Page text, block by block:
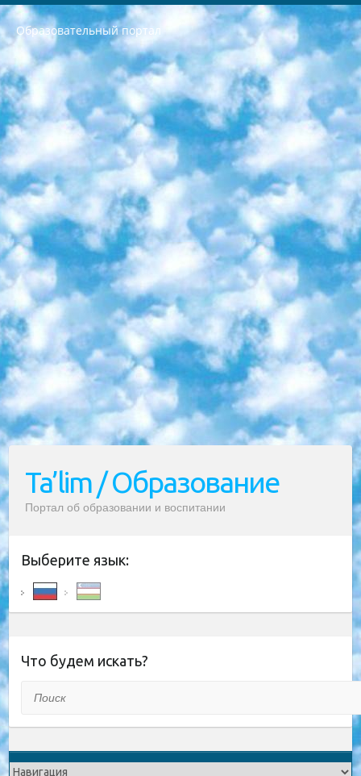
Образовательный портал
РЕСПУБЛИКА УЗБЕКИСТАН МИНИСТРЕРСТВО ДОШКОЛЬНОГО И ШКОЛЬНОГО ОБРАЗОВАНИЯ КОМАНДА в общеобразовательных учреждениях в 2023-2024 учебном году организация и проведение итоговой государственной аттестации обучающихся о Министра дошкольного и школьного образования Республики Узбекистан от 4 марта 2008 года (постановлением Минюста от 20 марта 2008 года № 1778 государственной регистрации) «Итоговое состояние учащихся общего среднего образования на основании положения об утверждении положения об аттестации общего среднего образования выпускной экзамен студентов в образовательных учреждениях в 2023-2024 учебном году В целях организации и прохождения аттестации приказываю: 1. Следующее: перечень предметов, по которым будет проводиться итоговая государственная аттестация и экзамен формы перевода согласно приложению 1; сертификаты международного образца, оценивающие уровень владения иностранными языками перечень согласно приложению 2; 2. Педагогический при специализированных образовательных учреждениях. научно-практический центр квалификации и международной оценки (Д.Давидова) 2024 г. До 25 марта: задания по предметам, по которым будет проводиться итоговая аттестация разработка и утверждение технических условий; итоговая аттестация на основании разработанного предметного задания разработка вопросов по предметам (устно и письменно), экзамен передача; общеобразовательные средние школы и специальные учебные заведения учащиеся выпускных классов школ и интернатов в агентской системе подготовка базы данных экзаменационных материалов и критериев оценки; перевод базы экзаменационных материалов на все языки обучения подать в Республиканский образовательный центр для изготовления; варианты экзаменов на основе разработанных контрольных материалов пусть будут поставлены задачи формирования. 3. Республиканский образовательный центр (Ш.Худайкулов) до 5 апреля 2024 года. до: база данных предоставленных экзаменационных материалов на все языки обучения перевод и экспертиза; для слепых, слабовидящих, глухих, слабослышащих и умственно отсталых детей учащиеся выпускных классов специализированных школ и школ-интернатов база данных экзаменационных материалов на всех преподаваемых языках подготовка критериев оценки; специализированные школы для умственно отсталых детей и технологии для учащихся выпускных классов школ-интернатов разработка соответствующих рекомендаций и критериев проведения ЕГЭ по естествознанию давать задания. 4. Педагогический при специализированных образовательных учреждениях. Научно-практический центр навыков и международной оценки (Д.Давидова), Республика образовательный центр (Худайкулов Ш.) итоговый государственный аттестационный экзамен ориентирован на творческое и логическое мышление при подготовке базы материалов учитывать введение заданий. 5. Следует отметить, что: сертификат государственного образца о знании общеобразовательного предмета и как минимум национальный уровень B1 по предметам на иностранных языках, указанным в Приложении 2. или международно признанный сертификат эквивалентного уровня студенты, изучающие определенный предмет, освобождаются от экзамена; по соответствующим предметам запланирована итоговая государственная аттестация за день до дня, путем жеребьевки Рабочей группой (в письменной форме по предметам, проводимым в форме) из числа сформированных вариантов выбрано 2 варианта; 2 выбранных варианта экзамена анонсированы на официальном сайте министерства и все выпускники по всей стране на основе этих вариантов проводит итоговую государственную аттестацию. 6. Государственное образование учащихся средних общеобразовательных учреждений. знания в соответствии с квалификационными требованиями, которые необходимо приобрести на основании стандартов итоговый (выпускной) контроль для 9 и 11 классов в целях тестирования Экзамены (далее – экзамены) состоят из предметов, перечисленных в приложении 1. будет сделано. 7. Экзамены пройдут с 26 мая по 15 июня 2024 г. (кроме науки физического воспитания). 8. Физическая для учащихся 9 классов общесредних образовательных учреждений. Экзамены по предмету «Образование, квалификация медицина» 1-6 мая 2024 года. сотрудники перевести под присмотр (с отклонениями в физическом или умственном развитии) специализированная школа для детей, школы-интернаты и со сколиозом школы-интернаты санаторного типа для больных детей исключены). 9. Он был слепым, слабовидящим и имел нарушения опорно-двигательного аппарата. экзамены в специализированных школах и интернатах для детей должны проводиться исходя из требований, предъявляемых к общеобразовательным учреждениям (физкультура кроме науки). 10. Специализированная школа для глухих и слабослышащих детей. и экзамены в интернатах и быть реализован в виде письменного теста по математике. 11. Специальность для умственно отсталых детей. Для 9 класса Родной язык и литературное письмо Государственный язык (язык обучения – узбекский). для неклассов) написано Математическое письмо Письменная/устная история Узбекистана Физическое воспитание практично Итоговый контроль Для 11 класса Написание родного языка и литературы (эссе) Математическое письмо Узбекский язык (обучение на узбекском языке) не посещающее общее среднее образование для учреждений)/Образовательное учреждение выбор письменный и устный Иностранный язык письменный/устный Письменная/устная история Узбекистана *По выбору студента:  Химия  Физика  Основы государственного права  География 10 бесплатных образовательных ресурсов - Мы составили подборку онлайн-проектов с интерактивными упражнениями, видеолекциями и статьями. Они помогут вам обрести новые и освежить старые знания бесплатно. 1. «ИНТУИТ» Старейшая образовательная площадка Рунета. Здесь вы найдёте сотни текстовых и видеокурсов на десятки различных тем — от программирования до психологии. Многие курсы подготовлены российскими университетами и крупными международными компаниями вроде Intel и Microsoft. Самостоятельное обучение бесплатное, но желающие могут оплатить услуги персональных наставников. 2. «Смартия» знакомит с актуальными профессиями и подсказывает, как им обучаться. Выбрав заинтересовавшую вас специальность — SMM-специалист, фотограф, веб-дизайнер или другую, — увидите список необходимых для неё умений. Чтобы вы могли освоить их самостоятельно, для каждого умения площадка отображает подборку ссылок на учебные материалы. Хотя «Смартия» ориентируется на русскоязычную аудиторию, часть контента всё же доступна только на английском. 3. «Лекторий Физтеха» Проект Московского физико-технического института (Физтеха). С его помощью вы можете смотреть онлайн серии лекций, записанные на видео в этом вузе. В числе доступных предметов — физика, биология, химия, информационные технологии и другие. К некоторым лекциям администрация ресурса прилагает готовые конспекты, которые можно скачивать в PDF-формате. 4. ITMOcourses Онлайн-площадка Санкт-Петербургского национального исследовательского университета информационных технологий, механики и оптики (ИТМО). Ресурс предоставляет свободный доступ к курсам, разработанным в этом вузе. Каталог материалов разбит на четыре категории: «Оптические системы и технологии», «Приборостроение и робототехника», «Информационные технологии» и «Биотехнологии». Курсы состоят из видеолекций, интерактивных демонстраций и заданий. 5. «КиберЛенинка» Электронная научная библиотека открытого доступа. Каталог площадки регулярно обрастает текстами статей из различных научных изданий. Сгруппированные по журналам и рубрикам публикации можно читать онлайн или скачивать целиком в PDF-формате. Проект нацелен на популяризацию науки за счёт открытого доступа к качественной информации. 6. «ПостНаука» На этом ресурсе публикуют подборки видеолекций, составленные экспертами из разных отраслей и объединённые общими темами. Среди них, к примеру, есть серии «Биоинформатика и геномика», «Культура средневековой Скандинавии» и Cinema Studies о теории кино. Каждая подборка лекций — логически связанная история, рассказанная экспертом от первого лица. Кроме того, на сайте появляются научно-образовательные статьи и тесты на разные темы. 7. «Newочём» Команда проекта «Newочём» отбирает самые интересные тексты из англоязычных СМИ и переводит те из них, за которые голосуют участники сообщества «ВКонтакте». По большей части это научно-популярные статьи. Редакторы придумывают лишь заголовки, в остальном содержание переводов соответствует оригиналам. Полные тексты можно читать прямо в социальной сети. 8. InternetUrok Онлайн-база материалов по основным дисциплинам школьной программы. Информация на сайте структурирована по классам, предметам и темам (урокам). Каждый урок состоит из видеолекций и конспектов. Есть также интерактивные тренажёры и тесты для закрепления пройденного материала. Даже если вы давно окончили школу, возможность повторить программу старших классов всегда может пригодиться. 9. Edutainme Ещё один ресурс об образовании. В отличие от Newtonew, как мне кажется, Edutainme больше ориентируется на представителей индустрии: педагогов, предпринимателей, разработчиков образовательных проектов. Но и любой, кто просто стремится к саморазвитию, найдёт на сайте много полезного и интересного для себя. Например, информацию о новых курсах и образовательных сервисах. 10. Newtonew Онлайн-медиа об образовании и обучении в широком смысле. Авторы Newtonew пишут об инструментах, заведениях, тактиках и стратегиях, которые помогают учить других и получать новые знания самостоятельно. На этой площадке вы найдёте новости, обзоры, аналитические мат
Ta’lim / Образование
Портал об образовании и воспитании
Выберите язык:
Что будем искать?